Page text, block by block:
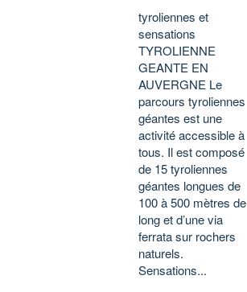
tyroliennes et
sensations
TYROLIENNE
GEANTE EN
AUVERGNE Le
parcours tyroliennes
géantes est une
activité accessible à
tous. Il est composé
de 15 tyroliennes
géantes longues de
100 à 500 mètres de
long et d’une via
ferrata sur rochers
naturels.
Sensations...